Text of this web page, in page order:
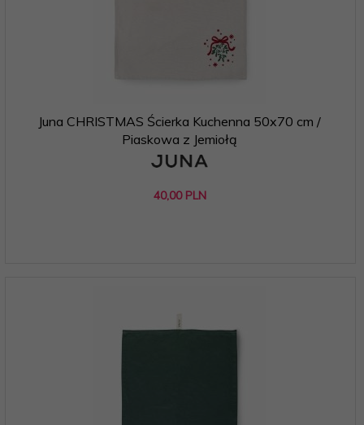
Juna CHRISTMAS Ścierka Kuchenna 50x70 cm /
Piaskowa z Jemiołą
40,00 PLN